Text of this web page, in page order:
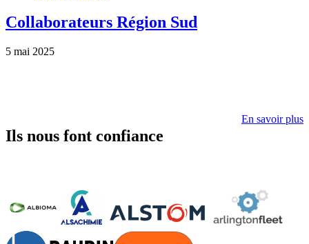
Collaborateurs Région Sud
5 mai 2025
Ils nous font confiance
En savoir plus